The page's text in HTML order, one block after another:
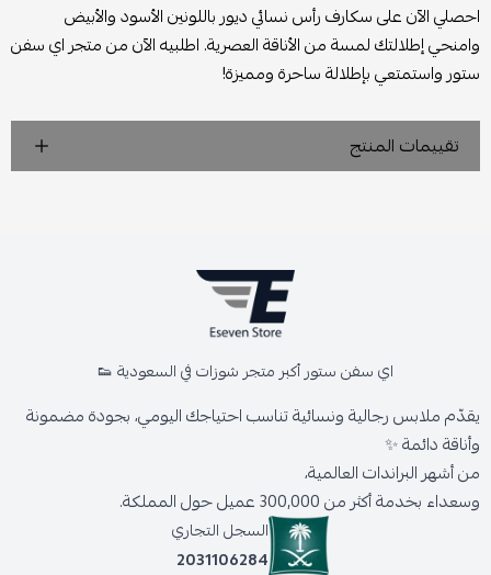
احصلي الآن على سكارف رأس نسائي ديور باللونين الأسود والأبيض
وامنحي إطلالتك لمسة من الأناقة العصرية. اطلبيه الآن من متجر اي سفن
ستور واستمتعي بإطلالة ساحرة ومميزة!
تقييمات المنتج
اي سفن ستور أكبر متجر شوزات في السعودية 👟
يقدّم ملابس رجالية ونسائية تناسب احتياجك اليومي، بجودة مضمونة
وأناقة دائمة ✨
من أشهر البراندات العالمية،
وسعداء بخدمة أكثر من 300,000 عميل حول المملكة.
السجل التجاري
2031106284